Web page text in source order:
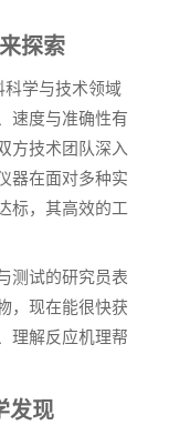
探索
学与技术领域
速度与准确性有
方技术团队深入
器在面对多种实
标，其高效的工
试的研究员表
，现在能很快获
理解反应机理帮
发现